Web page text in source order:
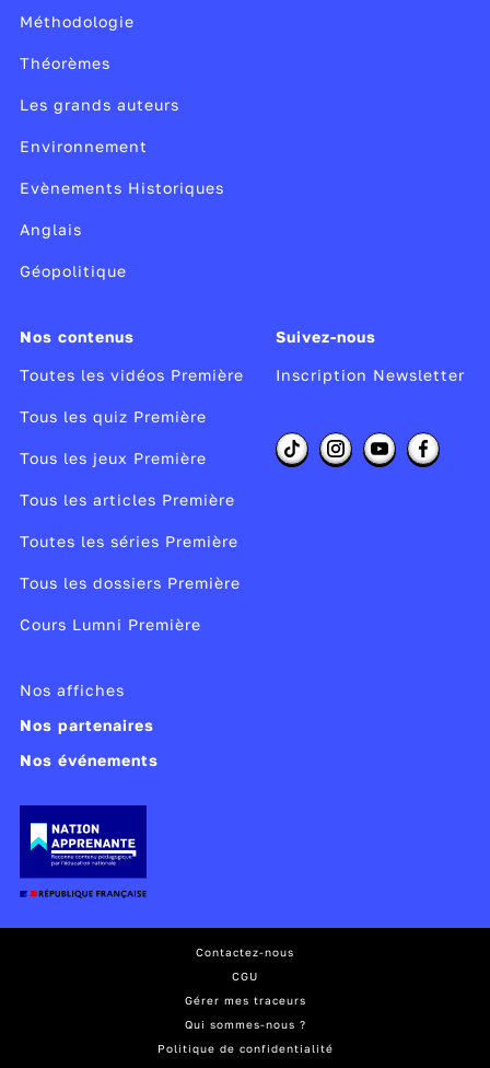
Méthodologie
Théorèmes
Les grands auteurs
Environnement
Evènements Historiques
Anglais
Géopolitique
Nos contenus
Toutes les vidéos Première
Tous les quiz Première
Tous les jeux Première
Tous les articles Première
Toutes les séries Première
Tous les dossiers Première
Cours Lumni Première
Suivez-nous
Inscription Newsletter
Nos affiches
Nos partenaires
Nos événements
Contactez-nous
CGU
Gérer mes traceurs
Qui sommes-nous ?
Politique de confidentialité